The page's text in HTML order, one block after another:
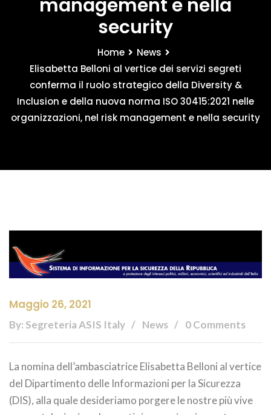
management e nella
security
Home
News
Elisabetta Belloni al vertice dei servizi segreti
conferma il ruolo strategico della Diversity &
Inclusion e della nuova norma ISO 30415:2021 nelle
organizzazioni, nel risk management e nella security
Maggio 26, 2021
By: Segreteria ASIS Italy News 0 Comments
La nomina dell’ambasciatrice Elisabetta Belloni al vertice
del Dipartimento delle Informazioni per la Sicurezza
(DIS), alla quale desideriamo porgere le nostre più vive